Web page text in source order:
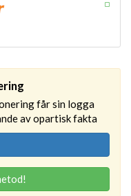
får sin logga
av opartisk fakta